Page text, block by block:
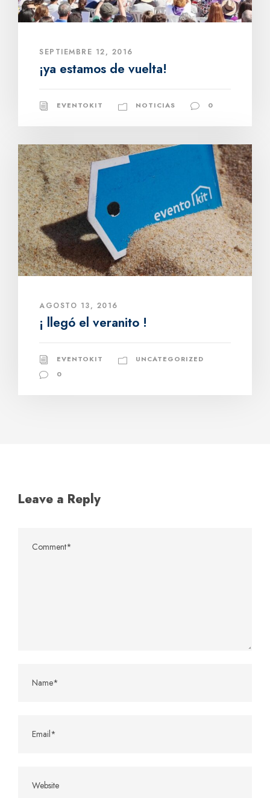
SEPTIEMBRE 12, 2016
¡ya estamos de vuelta!
EVENTOKIT NOTICIAS 0
AGOSTO 13, 2016
¡ llegó el veranito !
EVENTOKIT
UNCATEGORIZED
0
Leave a Reply